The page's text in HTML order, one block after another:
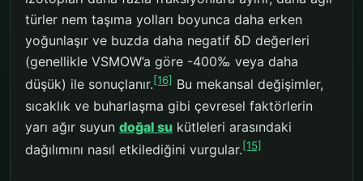
türler nem taşıma yolları boyunca daha erken
yoğunlaşır ve buzda daha negatif δD değerleri
(genellikle VSMOW’a göre -400‰ veya daha
düşük) ile sonuçlanır.[16] Bu mekansal değişimler,
sıcaklık ve buharlaşma gibi çevresel faktörlerin
yarı ağır suyun doğal su kütleleri arasındaki
dağılımını nasıl etkilediğini vurgular.[15]